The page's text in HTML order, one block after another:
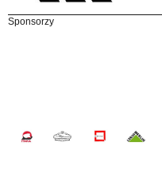
Sponsorzy